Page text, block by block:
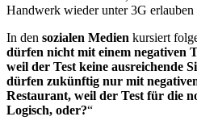
Handwerk wieder unter 3G erlauben
In den sozialen Medien kursiert
dürfen nicht mit einem negativen
weil der Test keine ausreichende
dürfen zukünftig nur mit
Restaurant, weil der Test für die
Logisch, oder?“